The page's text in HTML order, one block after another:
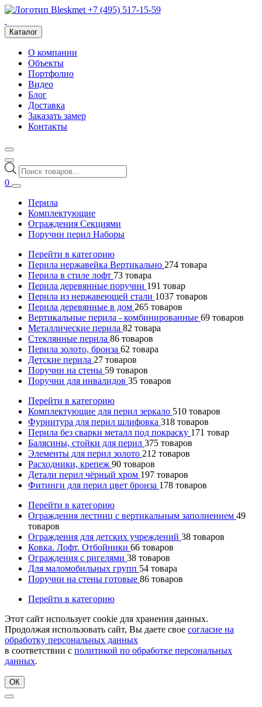
+7 (495) 517-15-59
Каталог
О компании
Объекты
Портфолио
Видео
Блог
Доставка
Заказать замер
Контакты
Поиск
товаров
0
Перила
Комплектующие
Ограждения Секциями
Поручни перил Наборы
Перейти в категорию
Перила нержавейка Вертикально 274 товара
Перила в стиле лофт 73 товара
Перила деревянные поручни 191 товар
Перила из нержавеющей стали 1037 товаров
Перила деревянные в дом 265 товаров
Вертикальные перила - комбинированные 69 товаров
Металлические перила 82 товара
Стеклянные перила 86 товаров
Перила золото, бронза 62 товара
Детские перила 27 товаров
Поручни на стены 59 товаров
Поручни для инвалидов 35 товаров
Перейти в категорию
Комплектующие для перил зеркало 510 товаров
Фурнитура для перил шлифовка 318 товаров
Перила без сварки металл под покраску 171 товар
Балясины, стойки для перил 375 товаров
Элементы для перил золото 212 товаров
Расходники, крепеж 90 товаров
Детали перил чёрный хром 197 товаров
Фитинги для перил цвет бронза 178 товаров
Перейти в категорию
Ограждения лестниц с вертикальным заполнением 49
товаров
Ограждения для детских учреждений 38 товаров
Ковка. Лофт. Отбойники 66 товаров
Ограждения с ригелями 38 товаров
Для маломобильных групп 54 товара
Поручни на стены готовые 86 товаров
Перейти в категорию
Этот сайт использует cookie для хранения данных.
Продолжая использовать сайт, Вы даете свое согласие на
обработку персональных данных
в соответствии с политикой по обработке персональных
данных.
ОК